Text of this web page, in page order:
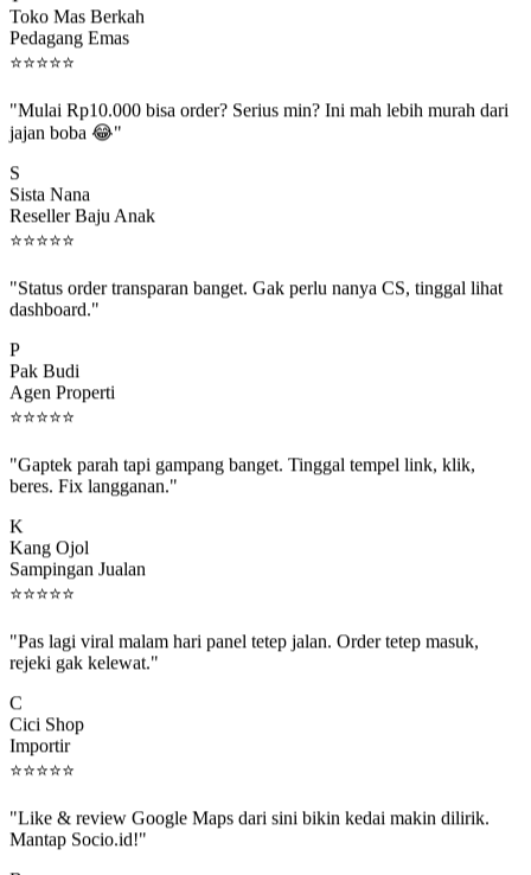
Pedagang Emas
⭐⭐⭐⭐⭐
jajan boba 😂"
Sista Nana
Reseller Baju Anak
⭐⭐⭐⭐⭐
dashboard."
Pak Budi
Agen Properti
⭐⭐⭐⭐⭐
beres. Fix langganan."
Kang Ojol
Sampingan Jualan
⭐⭐⭐⭐⭐
rejeki gak kelewat."
Cici Shop
Importir
⭐⭐⭐⭐⭐
Mantap Socio.id!"